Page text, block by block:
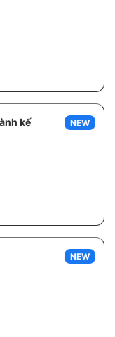
NEW
kế
NEW